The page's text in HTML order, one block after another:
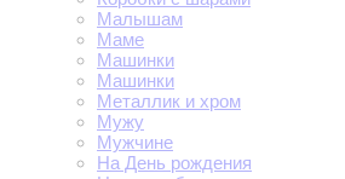
Малышам
Маме
Машинки
Машинки
Металлик и хром
Мужу
Мужчине
На День рождения